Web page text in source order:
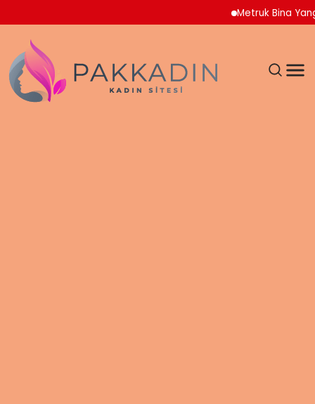
Metruk Bina Yangını